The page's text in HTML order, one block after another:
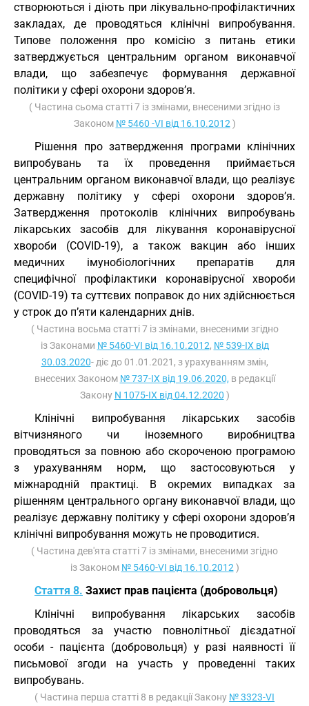
створюються і діють при лікувально-профілактичних
закладах, де проводяться клінічні випробування.
Типове положення про комісію з питань етики
затверджується центральним органом виконавчої
влади, що забезпечує формування державної
політики у сфері охорони здоров’я.
( Частина сьома статті 7 із змінами, внесеними згідно із
Законом № 5460 -VI від 16.10.2012 )
Рішення про затвердження програми клінічних
випробувань та їх проведення приймається
центральним органом виконавчої влади, що реалізує
державну політику у сфері охорони здоров’я.
Затвердження протоколів клінічних випробувань
лікарських засобів для лікування коронавірусної
хвороби (COVID-19), а також вакцин або інших
медичних імунобіологічних препаратів для
специфічної профілактики коронавірусної хвороби
(COVID-19) та суттєвих поправок до них здійснюється
у строк до п’яти календарних днів.
( Частина восьма статті 7 із змінами, внесеними згідно
із Законами № 5460-VI від 16.10.2012, № 539-IX від
30.03.2020- діє до 01.01.2021, з урахуванням змін,
внесених Законом № 737-IX від 19.06.2020, в редакції
Закону N 1075-IX від 04.12.2020 )
Клінічні випробування лікарських засобів
вітчизняного чи іноземного виробництва
проводяться за повною або скороченою програмою
з урахуванням норм, що застосовуються у
міжнародній практиці. В окремих випадках за
рішенням центрального органу виконавчої влади, що
реалізує державну політику у сфері охорони здоров’я
клінічні випробування можуть не проводитися.
( Частина дев'ята статті 7 із змінами, внесеними згідно
із Законом № 5460-VI від 16.10.2012 )
Стаття 8. Захист прав пацієнта (добровольця)
Клінічні випробування лікарських засобів
проводяться за участю повнолітньої дієздатної
особи - пацієнта (добровольця) у разі наявності її
письмової згоди на участь у проведенні таких
випробувань.
( Частина перша статті 8 в редакції Закону № 3323-VI